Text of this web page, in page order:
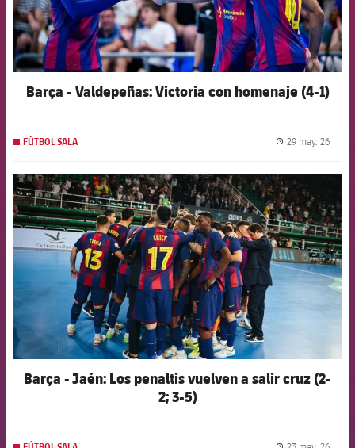
Barça - Valdepeñas: Victoria con homenaje (4-1)
FÚTBOL SALA 29 may. 26
FCB Barcelona badge
Barça - Jaén: Los penaltis vuelven a salir cruz (2-
2; 3-5)